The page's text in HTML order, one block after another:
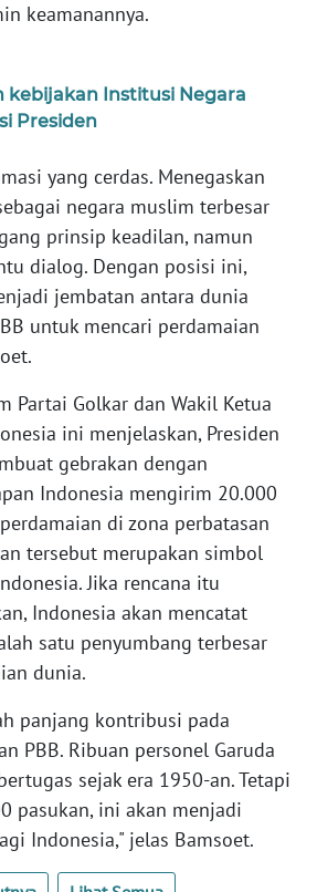
keamanannya.
kebijakan Institusi Negara
Presiden
yang cerdas. Menegaskan
negara muslim terbesar
prinsip keadilan, namun
dialog. Dengan posisi ini,
jembatan antara dunia
untuk mencari perdamaian
Partai Golkar dan Wakil Ketua
ini menjelaskan, Presiden
gebrakan dengan
Indonesia mengirim 20.000
di zona perbatasan
tersebut merupakan simbol
Jika rencana itu
Indonesia akan mencatat
satu penyumbang terbesar
dunia.
panjang kontribusi pada
PBB. Ribuan personel Garuda
sejak era 1950-an. Tetapi
pasukan, ini akan menjadi
Indonesia," jelas Bamsoet.